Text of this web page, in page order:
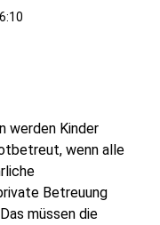
werden Kinder
wenn alle
Betreuung
müssen die